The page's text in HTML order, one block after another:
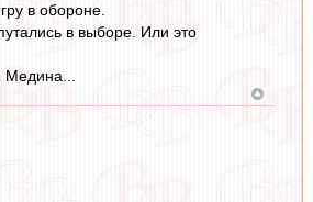
в обороне.
в выборе. Или это